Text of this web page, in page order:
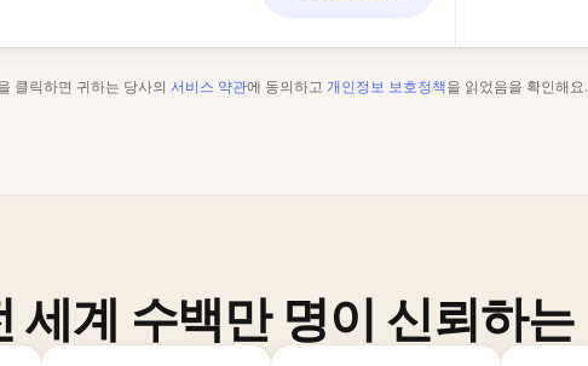
클릭하면 귀하는 당사의 서비스 약관에 동의하고 개인정보 보호정책을 읽었음을 확인해요.
세계 수백만 명이 신뢰하는